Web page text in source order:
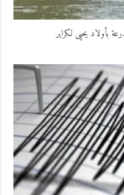
بأولاد يحيى لكراير